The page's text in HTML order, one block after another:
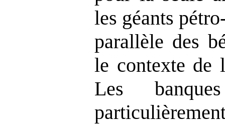
les géants
parallèle des
le contexte de
Les